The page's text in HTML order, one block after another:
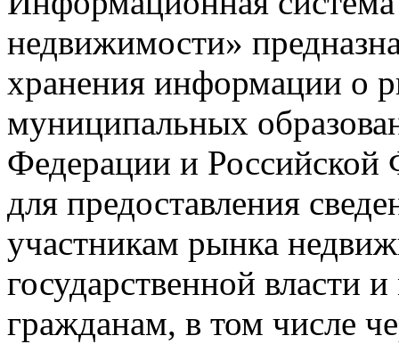
недвижимости»
хранения информации о
муниципальных
Федерации и Российской
для предоставления
участникам рынка
государственной власти
гражданам, в том числе